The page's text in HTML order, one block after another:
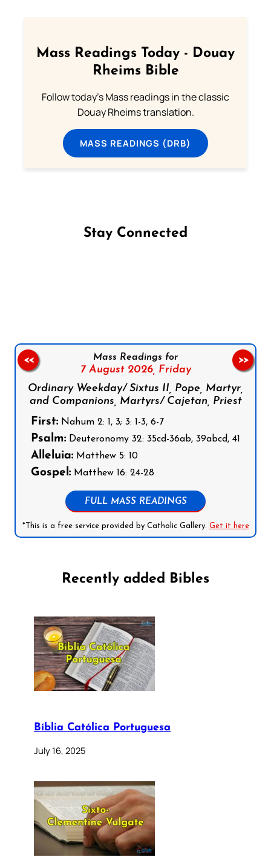
Mass Readings Today - Douay
Rheims Bible
Follow today's Mass readings in the classic
Douay Rheims translation.
MASS READINGS (DRB)
Stay Connected
Mass Readings for
7 August 2026, Friday
Ordinary Weekday/ Sixtus II, Pope, Martyr,
and Companions, Martyrs/ Cajetan, Priest
First: Nahum 2: 1, 3; 3: 1-3, 6-7
Psalm: Deuteronomy 32: 35cd-36ab, 39abcd, 41
Alleluia: Matthew 5: 10
Gospel: Matthew 16: 24-28
FULL MASS READINGS
*This is a free service provided by Catholic Gallery. Get it here
<< >>
Recently added Bibles
Bíblia Católica Portuguesa
July 16, 2025